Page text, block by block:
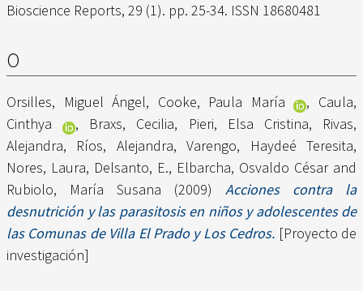
Bioscience Reports, 29 (1). pp. 25-34. ISSN 18680481
O
Orsilles, Miguel Ángel, Cooke, Paula María , Caula,
Cinthya
, Braxs, Cecilia, Pieri, Elsa Cristina, Rivas,
Alejandra, Ríos, Alejandra,Varengo, Haydeé Teresita,
Nores, Laura, Delsanto, E., Elbarcha, Osvaldo Césarand
Rubiolo, María Susana (2009) Acciones contra la
desnutrición y las parasitosis en niños y adolescentes de
las Comunas de Villa El Prado y Los Cedros. [Proyecto de
investigación]